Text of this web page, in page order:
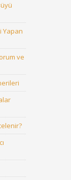
Yapan
ve